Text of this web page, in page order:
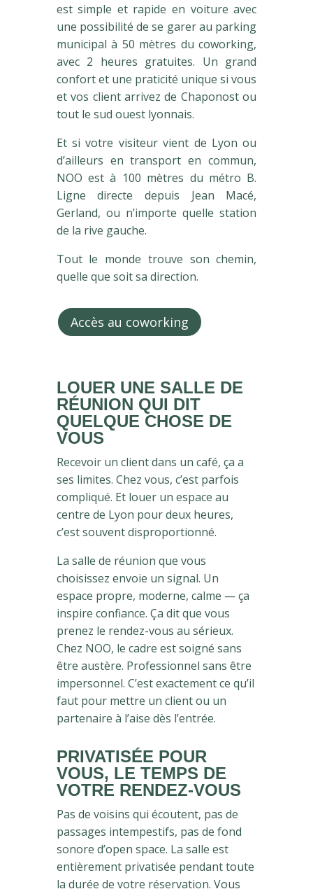
est simple et rapide en voiture avec
une possibilité de se garer au parking
municipal à 50 mètres du coworking,
avec 2 heures gratuites. Un grand
confort et une praticité unique si vous
et vos client arrivez de Chaponost ou
tout le sud ouest lyonnais.
Et si votre visiteur vient de Lyon ou
d’ailleurs en transport en commun,
NOO est à 100 mètres du métro B.
Ligne directe depuis Jean Macé,
Gerland, ou n’importe quelle station
de la rive gauche.
Tout le monde trouve son chemin,
quelle que soit sa direction.
Accès au coworking
LOUER UNE SALLE DE
RÉUNION QUI DIT
QUELQUE CHOSE DE
VOUS
Recevoir un client dans un café, ça a
ses limites. Chez vous, c’est parfois
compliqué. Et louer un espace au
centre de Lyon pour deux heures,
c’est souvent disproportionné.
La salle de réunion que vous
choisissez envoie un signal. Un
espace propre, moderne, calme — ça
inspire confiance. Ça dit que vous
prenez le rendez-vous au sérieux.
Chez NOO, le cadre est soigné sans
être austère. Professionnel sans être
impersonnel. C’est exactement ce qu’il
faut pour mettre un client ou un
partenaire à l’aise dès l’entrée.
PRIVATISÉE POUR
VOUS, LE TEMPS DE
VOTRE RENDEZ-VOUS
Pas de voisins qui écoutent, pas de
passages intempestifs, pas de fond
sonore d’open space. La salle est
entièrement privatisée pendant toute
la durée de votre réservation. Vous